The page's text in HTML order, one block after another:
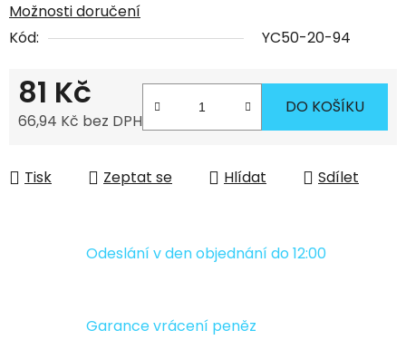
Možnosti doručení
Kód:
YC50-20-94
81 Kč
66,94 Kč bez DPH
DO KOŠÍKU
Tisk Zeptat se Hlídat Sdílet
Odeslání v den objednání do 12:00
Garance vrácení peněz